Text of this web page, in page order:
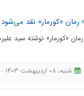
رمان «کورمار» نقد می‌شود
رمان «کورمار» نوشته سید
شنبه، 08 اردیبهشت 1403 - 11:13